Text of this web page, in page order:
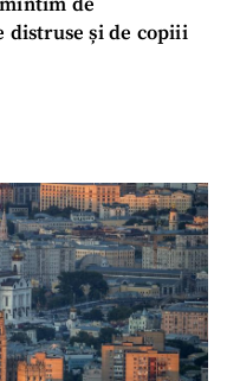
distruse și de copiii